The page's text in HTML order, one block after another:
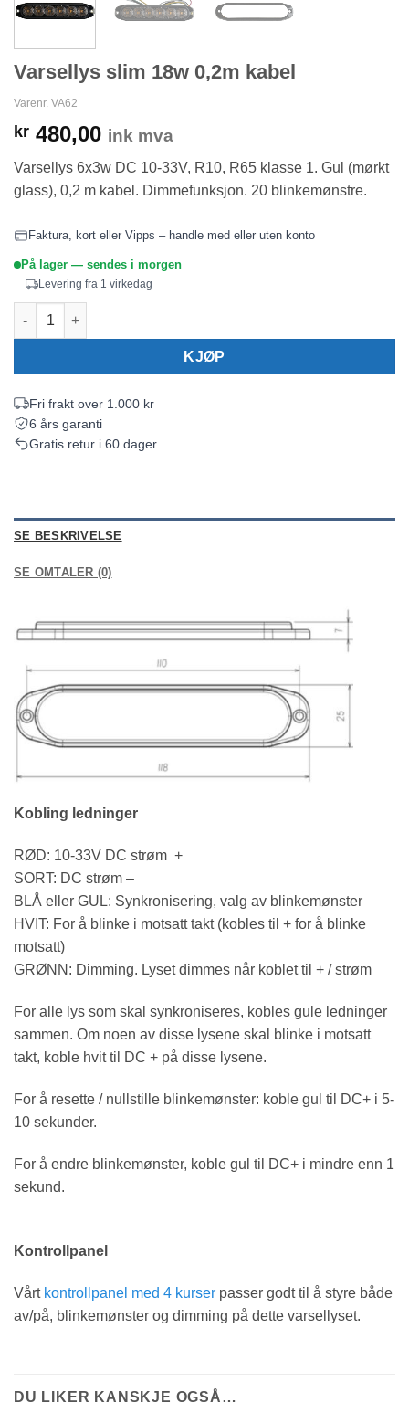
Varsellys slim 18w 0,2m kabel
Varenr. VA62
kr 480,00 ink mva
Varsellys 6x3w DC 10-33V, R10, R65 klasse 1. Gul (mørkt
glass), 0,2 m kabel. Dimmefunksjon. 20 blinkemønstre.
Faktura, kort eller Vipps – handle med eller uten konto
På lager — sendes i morgen
Levering fra 1 virkedag
Varsellys slim 18w 0,2m kabel antall
KJØP
Fri frakt over 1.000 kr
6 års garanti
Gratis retur i 60 dager
SE BESKRIVELSE
SE OMTALER (0)
Kobling ledninger
RØD: 10-33V DC strøm +
SORT: DC strøm –
BLÅ eller GUL: Synkronisering, valg av blinkemønster
HVIT: For å blinke i motsatt takt (kobles til + for å blinke
motsatt)
GRØNN: Dimming. Lyset dimmes når koblet til + / strøm
For alle lys som skal synkroniseres, kobles gule ledninger
sammen. Om noen av disse lysene skal blinke i motsatt
takt, koble hvit til DC + på disse lysene.
For å resette / nullstille blinkemønster: koble gul til DC+ i 5-
10 sekunder.
For å endre blinkemønster, koble gul til DC+ i mindre enn 1
sekund.
Kontrollpanel
Vårt kontrollpanel med 4 kurser passer godt til å styre både
av/på, blinkemønster og dimming på dette varsellyset.
DU LIKER KANSKJE OGSÅ…